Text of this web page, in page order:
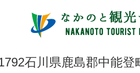
石川県鹿島郡中能登